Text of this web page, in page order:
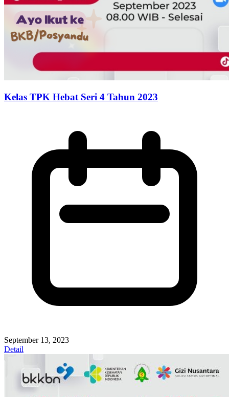
Kelas TPK Hebat Seri 4 Tahun 2023
September 13, 2023
Detail